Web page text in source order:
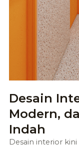
Desain
Modern,
Indah
Desain interior